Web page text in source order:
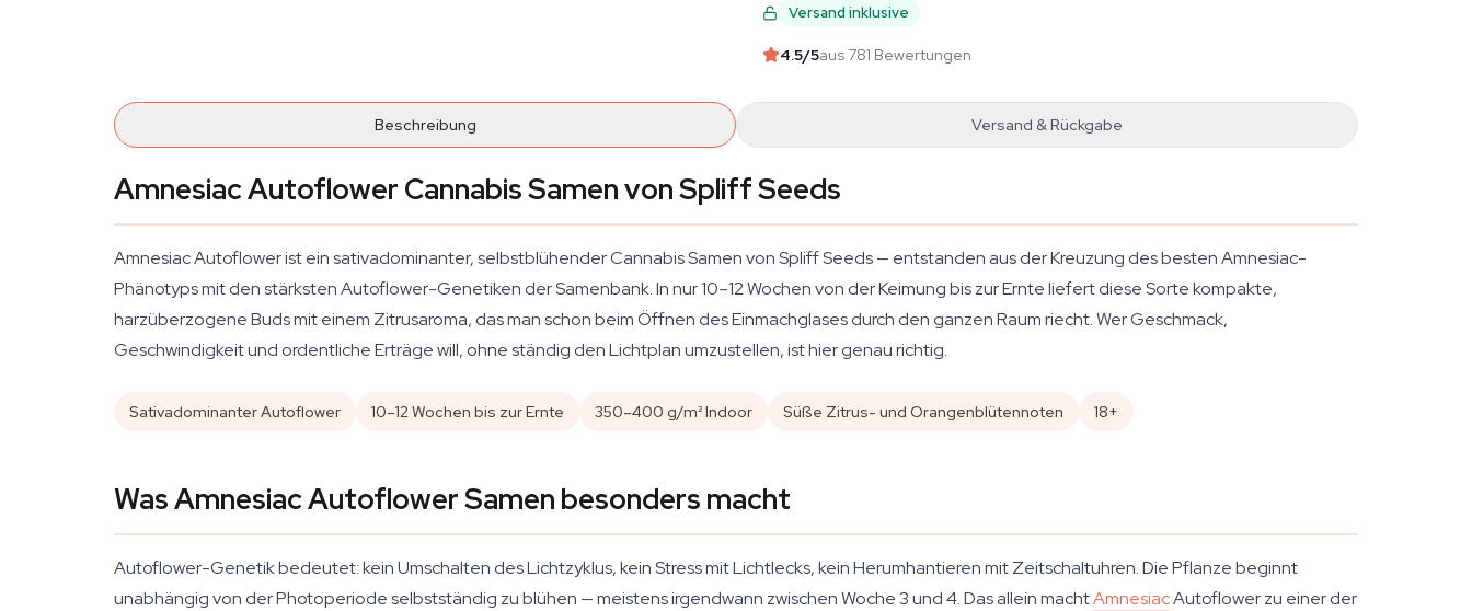
Versand inklusive
4.5/5aus 781 Bewertungen
Beschreibung Versand & Rückgabe
Amnesiac Autoflower Cannabis Samen von Spliff Seeds
Amnesiac Autoflower ist ein sativadominanter, selbstblühender Cannabis Samen von Spliff Seeds — entstanden aus der Kreuzung des besten Amnesiac-
Phänotyps mit den stärksten Autoflower-Genetiken der Samenbank. In nur 10–12 Wochen von der Keimung bis zur Ernte liefert diese Sorte kompakte,
harzüberzogene Buds mit einem Zitrusaroma, das man schon beim Öffnen des Einmachglases durch den ganzen Raum riecht. Wer Geschmack,
Geschwindigkeit und ordentliche Erträge will, ohne ständig den Lichtplan umzustellen, ist hier genau richtig.
Sativadominanter Autoflower 10–12 Wochen bis zur Ernte 350–400 g/m² Indoor Süße Zitrus- und Orangenblütennoten 18+
Was Amnesiac Autoflower Samen besonders macht
Autoflower-Genetik bedeutet: kein Umschalten des Lichtzyklus, kein Stress mit Lichtlecks, kein Herumhantieren mit Zeitschaltuhren. Die Pflanze beginnt
unabhängig von der Photoperiode selbstständig zu blühen — meistens irgendwann zwischen Woche 3 und 4. Das allein machtAmnesiacAutoflower zu einer der